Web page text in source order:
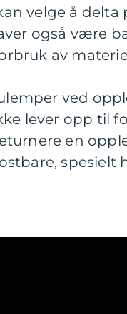
velge å delta
også være
av
ved
lever opp til
en
spesielt